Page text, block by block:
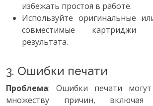
избежать простоя в работе.
Используйте оригинальные
совместимые картриджи
результата.
3. Ошибки печати
Проблема: Ошибки печати
множеству причин,